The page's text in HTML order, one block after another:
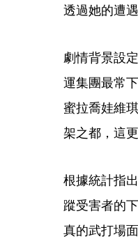
透過她的遭
劇情背景設
運集團最常
蜜拉喬娃維
架之都，這
根據統計指
蹤受害者的
真的武打場